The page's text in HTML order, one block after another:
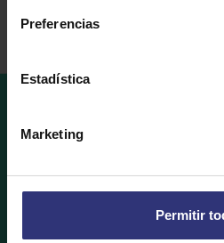
Preferencias
Estadística
Marketing
Permitir
¿Te gustaría comprar Tilda
minoristas tienen tus